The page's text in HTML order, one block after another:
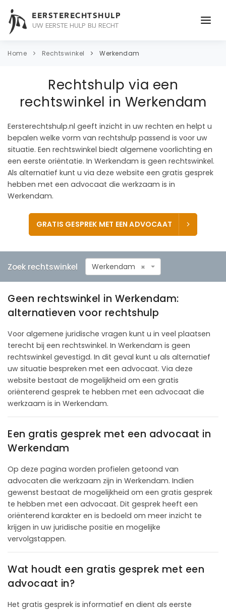
EERSTERECHTSHULP
UW EERSTE HULP BIJ RECHT
ONDERWERPEN
ADVOCAAT
CONTACT
Home Rechtswinkel Werkendam
Rechtshulp via een
rechtswinkel in Werkendam
Eersterechtshulp.nl geeft inzicht in uw rechten en helpt u
bepalen welke vorm van rechtshulp passend is voor uw
situatie. Een rechtswinkel biedt algemene voorlichting en
een eerste oriëntatie. In Werkendam is geen rechtswinkel.
Als alternatief kunt u via deze website een gratis gesprek
hebben met een advocaat die werkzaam is in
Werkendam.
GRATIS GESPREK MET EEN ADVOCAAT
Zoek rechtswinkel ×
Werkendam
Geen rechtswinkel in Werkendam:
alternatieven voor rechtshulp
Voor algemene juridische vragen kunt u in veel plaatsen
terecht bij een rechtswinkel. In Werkendam is geen
rechtswinkel gevestigd. In dit geval kunt u als alternatief
uw situatie bespreken met een advocaat. Via deze
website bestaat de mogelijkheid om een gratis
oriënterend gesprek te hebben met een advocaat die
werkzaam is in Werkendam.
Een gratis gesprek met een advocaat in
Werkendam
Op deze pagina worden profielen getoond van
advocaten die werkzaam zijn in Werkendam. Indien
gewenst bestaat de mogelijkheid om een gratis gesprek
te hebben met een advocaat. Dit gesprek heeft een
oriënterend karakter en is bedoeld om meer inzicht te
krijgen in uw juridische positie en mogelijke
vervolgstappen.
Wat houdt een gratis gesprek met een
advocaat in?
Het gratis gesprek is informatief en dient als eerste